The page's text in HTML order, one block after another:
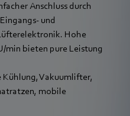
Anschluss durch
und
Hohe
min bieten pure Leistung
Kühlung, Vakuumlifter,
mobile